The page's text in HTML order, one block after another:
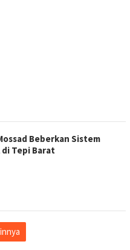
Beberkan Sistem
Tepi Barat